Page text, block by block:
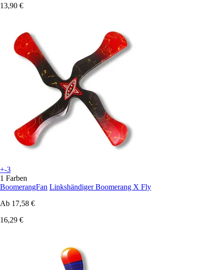
13,90 €
+-3
1 Farben
BoomerangFan Linkshändiger Boomerang X Fly
Ab 17,58 €
16,29 €